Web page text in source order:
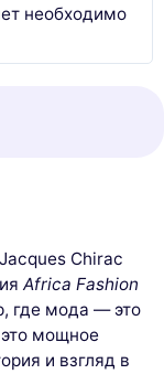
необходимо
Chirac
Africa Fashion
где мода — это
мощное
и взгляд в